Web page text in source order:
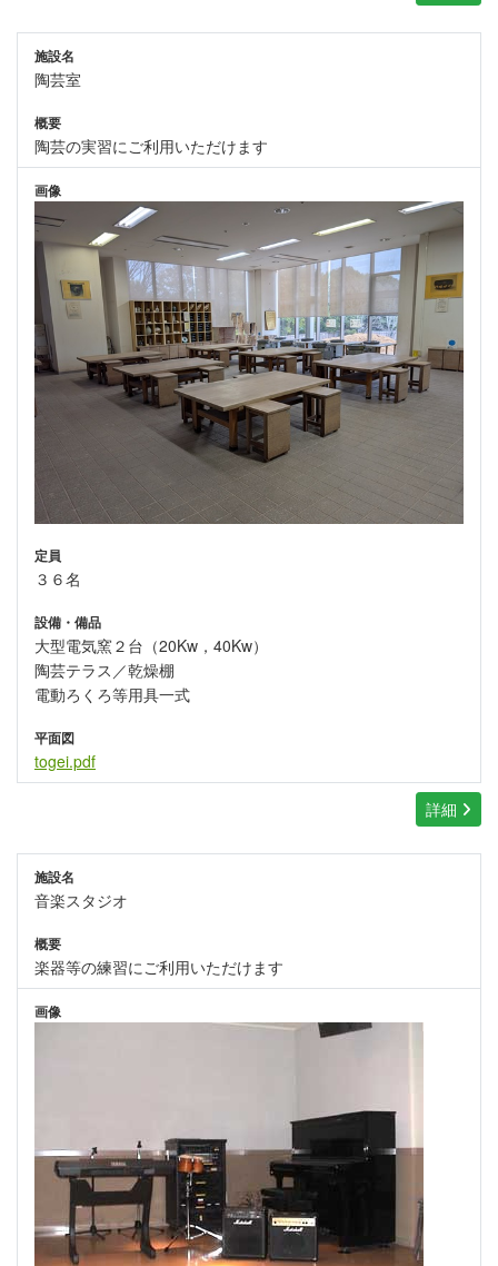
施設名
陶芸室
概要
陶芸の実習にご利用いただけます
画像
定員
３６名
設備・備品
大型電気窯２台（20Kw，40Kw）
陶芸テラス／乾燥棚
電動ろくろ等用具一式
平面図
togei.pdf
詳細
施設名
音楽スタジオ
概要
楽器等の練習にご利用いただけます
画像